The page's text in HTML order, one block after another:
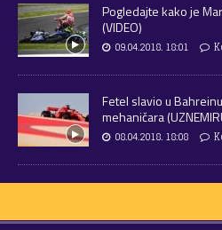
Pogledajte kako je
(VIDEO)
09.04.2018. 18:01
Fetel slavio u
mehaničara
08.04.2018. 18:08